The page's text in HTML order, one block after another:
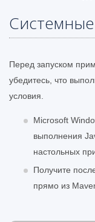
Перед запуском
убедитесь, что
условия.
Microsoft
выполнения
настольных
Получите
прямо из